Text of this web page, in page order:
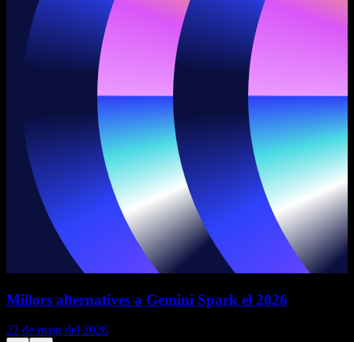
Millors alternatives a Gemini Spark el 2026
22 de maig del 2026